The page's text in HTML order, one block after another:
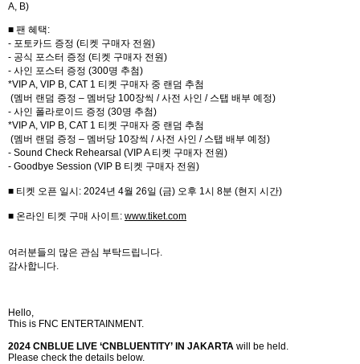
A, B)
■ 팬 혜택:
- 포토카드 증정 (티켓 구매자 전원)
- 공식 포스터 증정 (티켓 구매자 전원)
- 사인 포스터 증정 (300명 추첨)
*VIP A, VIP B, CAT 1 티켓 구매자 중 랜덤 추첨
(멤버 랜덤 증정 – 멤버당 100장씩 /사전 사인 / 스탭 배부 예정)
- 사인 폴라로이드 증정 (30명 추첨)
*VIP A, VIP B, CAT 1 티켓 구매자 중 랜덤 추첨
(멤버 랜덤 증정 – 멤버당 10장씩 /사전 사인 / 스탭 배부 예정)
- Sound Check Rehearsal (VIP A 티켓 구매자 전원)
- Goodbye Session (VIP B 티켓 구매자 전원)
■ 티켓 오픈 일시 : 2024년 4월 26일 (금) 오후 1시 8분 (현지 시간)
■ 온라인 티켓 구매 사이트: www.tiket.com
여러분들의 많은 관심 부탁드립니다.
감사합니다.
Hello,
This is FNC ENTERTAINMENT.
2024 CNBLUE LIVE ‘CNBLUENTITY’ IN JAKARTA will be held.
Please check the details below.